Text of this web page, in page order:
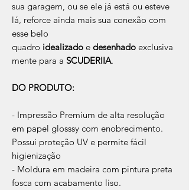
sua garagem, ou se ele já está ou esteve
lá, reforce ainda mais sua conexão com
esse belo
quadro idealizado e desenhado exclusiva
mente para a SCUDERIIA.
DO PRODUTO:
- Impressão Premium de alta resolução
em papel glosssy com enobrecimento.
Possui proteção UV e permite fácil
higienização
- Moldura em madeira com pintura preta
fosca com acabamento liso.